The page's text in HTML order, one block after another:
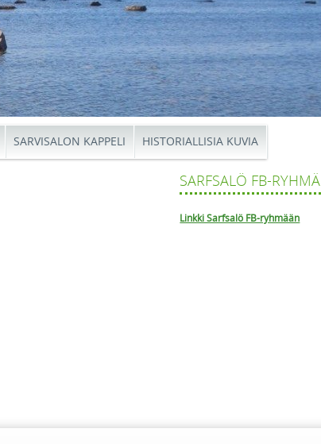
SARVISALON KAPPELI HISTORIALLISIA KUVIA
SARFSALÖ FB-RYHMÄ
Linkki Sarfsalö FB-ryhmään